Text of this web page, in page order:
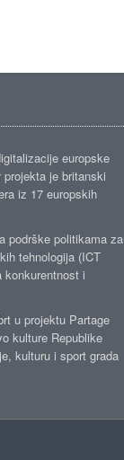
europske
je britanski
iz 17 europskih
podrške politikama za
tehnologija (ICT
konkurentnost i
u projektu Partage
kulture Republike
kulturu i sport grada